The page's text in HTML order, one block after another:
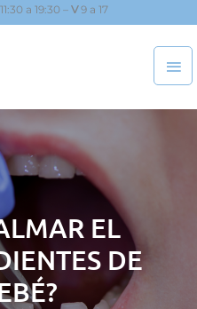
11:30 a 19:30 – V9 a 17
EL
DE